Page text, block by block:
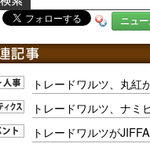
ニュ
トレードワルツ、丸紅
トレードワルツ、ナミ
トレードワルツが